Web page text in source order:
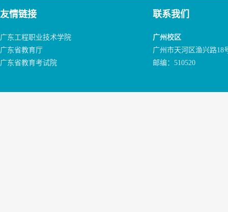
友情链接
广东工程职业技术学院
广东省教育厅
广东省教育考试院
联系我们
广州校区
广州市天河区渔兴路18
邮编：510520